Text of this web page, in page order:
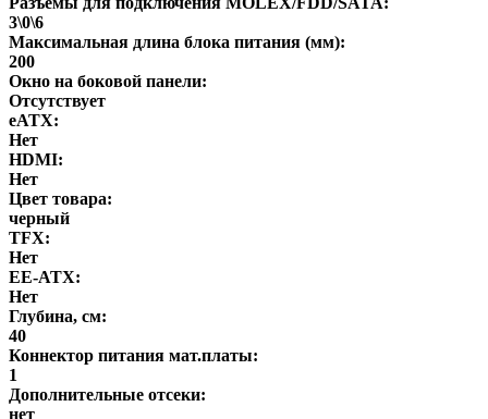
3\0\6
Максимальная длина блока питания (мм):
200
Окно на боковой панели:
Отсутствует
eATX:
Нет
HDMI:
Нет
Цвет товара:
черный
ТFХ:
Нет
EE-ATX:
Нет
Глубина, см:
40
Коннектор питания мат.платы:
1
Дополнительные отсеки:
нет